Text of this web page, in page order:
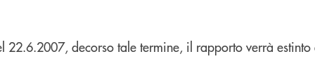
22.6.2007, decorso tale termine, il rapporto verrà estinto